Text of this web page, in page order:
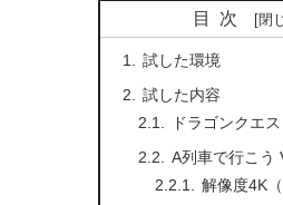
目次
試した環境
試した内容
ドラゴンクエ
A列車で行こう
解像度4K